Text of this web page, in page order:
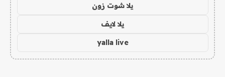
يلا شوت زون
يلا لايف
yalla live